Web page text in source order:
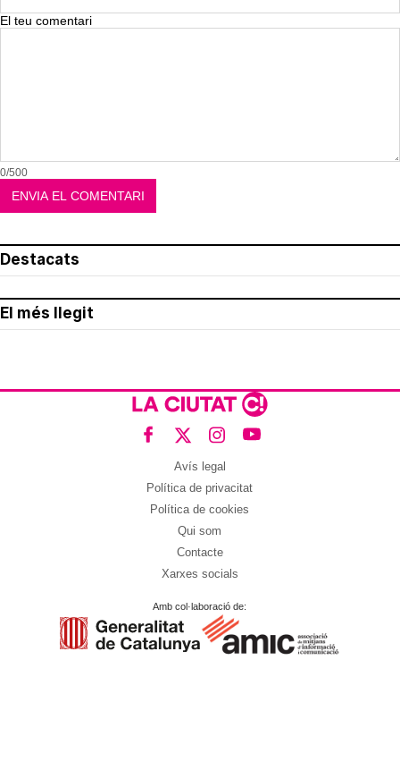
El teu comentari
0/500
Destacats
El més llegit
Avís legal
Política de privacitat
Política de cookies
Qui som
Contacte
Xarxes socials
Amb col·laboració de: